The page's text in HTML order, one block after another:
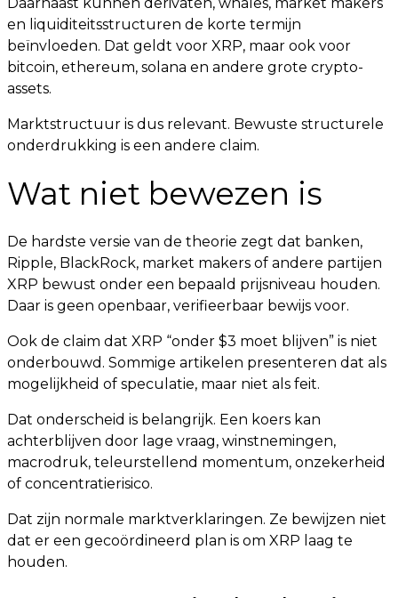
en liquiditeitsstructuren de korte termijn
beïnvloeden. Dat geldt voor XRP, maar ook voor
bitcoin, ethereum, solana en andere grote crypto-
assets.
Marktstructuur is dus relevant. Bewuste structurele
onderdrukking is een andere claim.
Wat niet bewezen is
De hardste versie van de theorie zegt dat banken,
Ripple, BlackRock, market makers of andere partijen
XRP bewust onder een bepaald prijsniveau houden.
Daar is geen openbaar, verifieerbaar bewijs voor.
Ook de claim dat XRP “onder $3 moet blijven” is niet
onderbouwd. Sommige artikelen presenteren dat als
mogelijkheid of speculatie, maar niet als feit.
Dat onderscheid is belangrijk. Een koers kan
achterblijven door lage vraag, winstnemingen,
macrodruk, teleurstellend momentum, onzekerheid
of concentratierisico.
Dat zijn normale marktverklaringen. Ze bewijzen niet
dat er een gecoördineerd plan is om XRP laag te
houden.